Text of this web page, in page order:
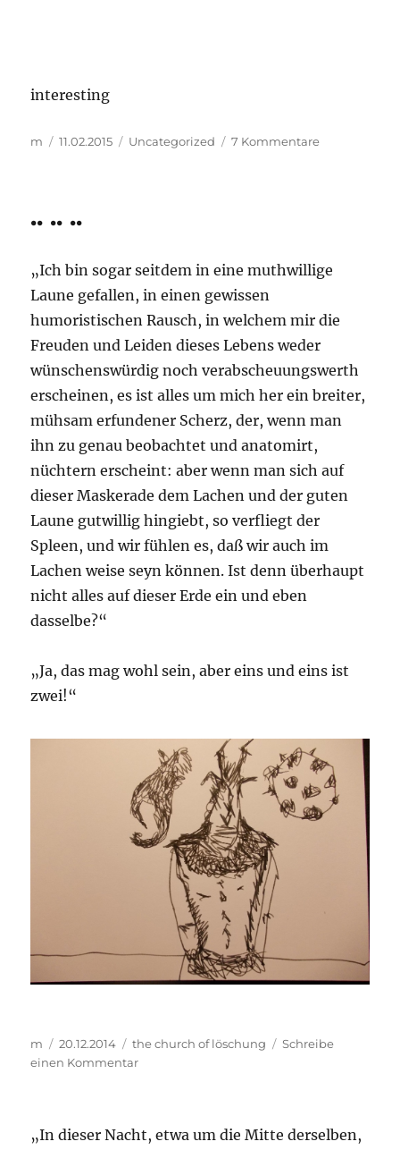
interesting
Autor
m
Veröffentlicht
11.02.2015 Kategorien
Uncategorized 7 Kommentarezu
.. .. ..
„Ich bin sogar seitdem in eine muthwillige
Laune gefallen, in einen gewissen
humoristischen Rausch, in welchem mir die
Freuden und Leiden dieses Lebens weder
wünschenswürdig noch verabscheuungswerth
erscheinen, es ist alles um mich her ein breiter,
mühsam erfundener Scherz, der, wenn man
ihn zu genau beobachtet und anatomirt,
nüchtern erscheint: aber wenn man sich auf
dieser Maskerade dem Lachen und der guten
Laune gutwillig hingiebt, so verfliegt der
Spleen, und wir fühlen es, daß wir auch im
Lachen weise seyn können. Ist denn überhaupt
nicht alles auf dieser Erde ein und eben
dasselbe?“
„Ja, das mag wohl sein, aber eins und eins ist
zwei!“
Autor
m
Veröffentlicht
am
20.12.2014 Kategorien
the church of löschung
Schreibe
einen Kommentarzu
„In dieser Nacht, etwa um die Mitte derselben,